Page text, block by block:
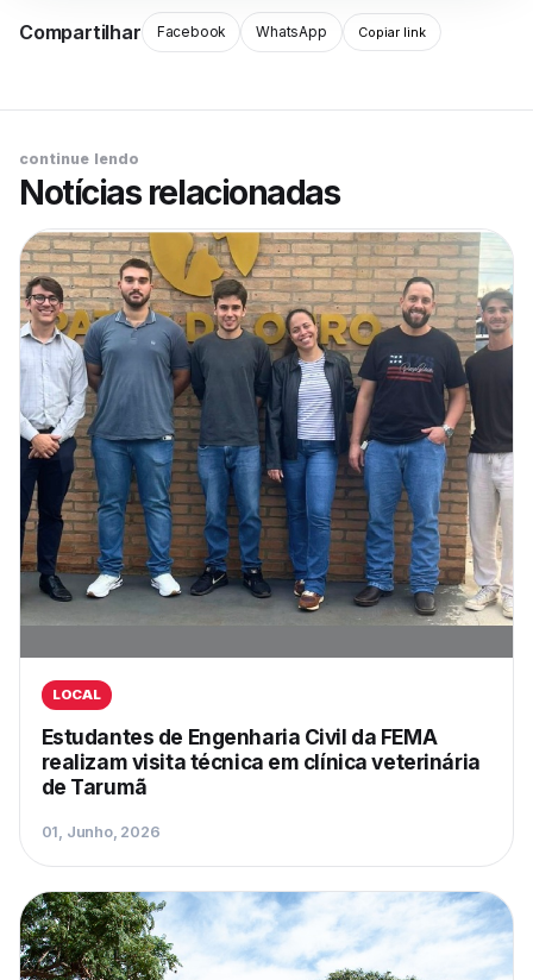
Compartilhar Facebook WhatsApp Copiar link
continue lendo
Notícias relacionadas
LOCAL
Estudantes de Engenharia Civil da FEMA
realizam visita técnica em clínica veterinária
de Tarumã
01, Junho, 2026